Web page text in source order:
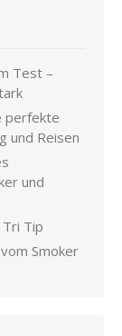
Test –
perfekte
und Reisen
und
Tip
Smoker